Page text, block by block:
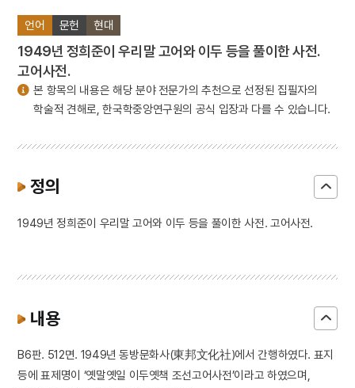
언어 문헌 현대
1949년 정희준이 우리말 고어와 이두 등을 풀이한 사전.
고어사전.
본 항목의 내용은 해당 분야 전문가의 추천으로 선정된 집필자의
학술적 견해로, 한국학중앙연구원의 공식 입장과 다를 수 있습니다.
정의
1949년 정희준이 우리말 고어와 이두 등을 풀이한 사전. 고어사전.
내용
B6판. 512면. 1949년 동방문화사(東邦文化社)에서 간행하였다. 표지
등에 표제명이 ‘옛말옛일 이두옛책 조선고어사전’이라고 하였으며,